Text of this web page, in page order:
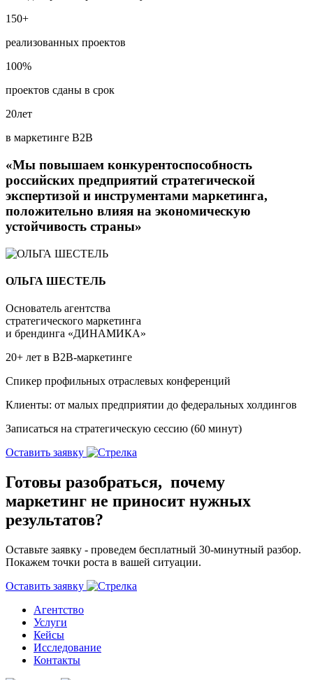
150+
реализованных проектов
100%
проектов сданы в срок
20лет
в маркетинге В2В
«Мы повышаем конкурентоспособность
российских предприятий стратегической
экспертизой и инструментами маркетинга,
положительно влияя на экономическую
устойчивость страны»
ОЛЬГА ШЕСТЕЛЬ
Основатель агентства
стратегического маркетинга
и брендинга «ДИНАМИКА»
20+ лет в В2В-маркетинге
Спикер профильных отраслевых конференций
Клиенты: от малых предприятии до федеральных холдингов
Записаться на стратегическую сессию (60 минут)
Оставить заявку
Готовы разобраться, почему
маркетинг не приносит нужных
результатов?
Оставьте заявку - проведем бесплатный 30-минутный разбор.
Покажем точки роста в вашей ситуации.
Оставить заявку
Агентство
Услуги
Кейсы
Исследование
Контакты